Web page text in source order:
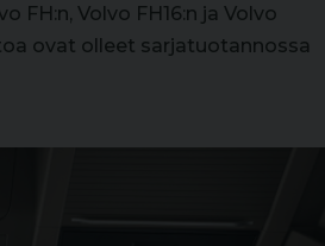
FH:n, Volvo FH16:n ja Volvo
ovat olleet sarjatuotannossa